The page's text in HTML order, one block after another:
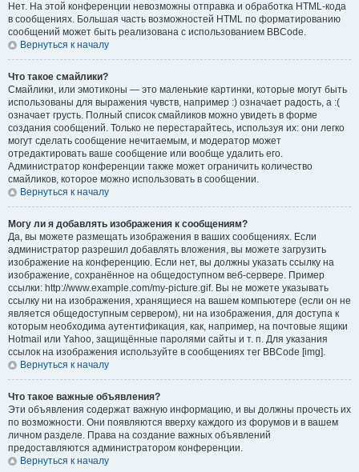
Нет. На этой конференции невозможны отправка и обработка HTML-кода
в сообщениях. Большая часть возможностей HTML по форматированию
сообщений может быть реализована с использованием BBCode.
Вернуться к началу
Что такое смайлики?
Смайлики, или эмотиконы — это маленькие картинки, которые могут быть
использованы для выражения чувств, например :) означает радость, а :(
означает грусть. Полный список смайликов можно увидеть в форме
создания сообщений. Только не перестарайтесь, используя их: они легко
могут сделать сообщение нечитаемым, и модератор может
отредактировать ваше сообщение или вообще удалить его.
Администратор конференции также может ограничить количество
смайликов, которое можно использовать в сообщении.
Вернуться к началу
Могу ли я добавлять изображения к сообщениям?
Да, вы можете размещать изображения в ваших сообщениях. Если
администратор разрешил добавлять вложения, вы можете загрузить
изображение на конференцию. Если нет, вы должны указать ссылку на
изображение, сохранённое на общедоступном веб-сервере. Пример
ссылки: http://www.example.com/my-picture.gif. Вы не можете указывать
ссылку ни на изображения, хранящиеся на вашем компьютере (если он не
является общедоступным сервером), ни на изображения, для доступа к
которым необходима аутентификация, как, например, на почтовые ящики
Hotmail или Yahoo, защищённые паролями сайты и т. п. Для указания
ссылок на изображения используйте в сообщениях тег BBCode [img].
Вернуться к началу
Что такое важные объявления?
Эти объявления содержат важную информацию, и вы должны прочесть их
по возможности. Они появляются вверху каждого из форумов и в вашем
личном разделе. Права на создание важных объявлений
предоставляются администратором конференции.
Вернуться к началу